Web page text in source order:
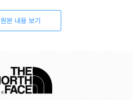
원본 내용 보기